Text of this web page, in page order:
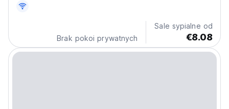
Brak pokoi prywatnych
Sale sypialne od
€8.08